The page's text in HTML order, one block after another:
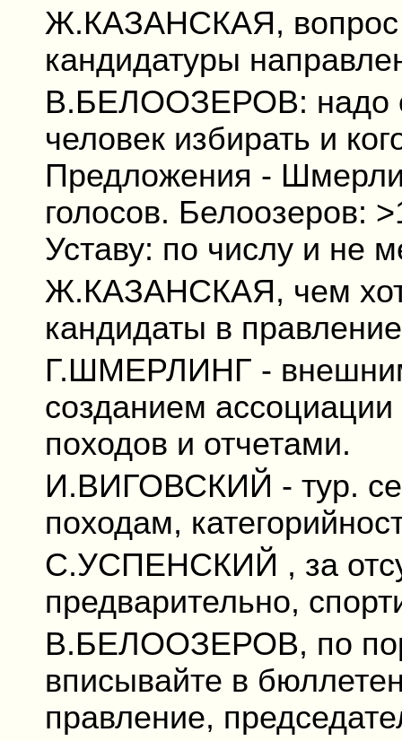
Ж.КАЗАНСКАЯ, вопрос
кандидатуры
В.БЕЛООЗЕРОВ: надо
человек избирать и
Предложения -
голосов. Белоозеров:
Уставу: по числу и не
Ж.КАЗАНСКАЯ, чем
кандидаты в
Г.ШМЕРЛИНГ -
созданием
походов и отчетами.
И.ВИГОВСКИЙ - тур.
походам,
С.УСПЕНСКИЙ , за
предварительно,
В.БЕЛООЗЕРОВ, по
вписывайте в
правление,